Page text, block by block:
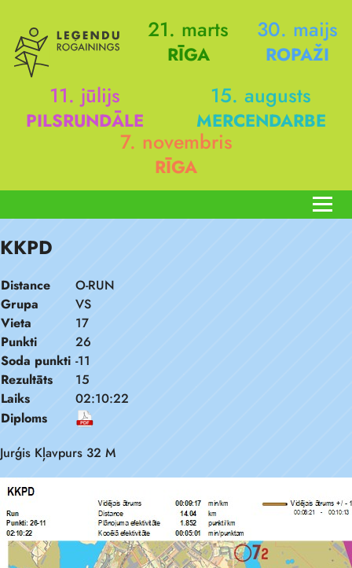
21. marts
RĪGA
30. maijs
ROPAŽI
11. jūlijs
PILSRUNDĀLE
15. augusts
MERCENDARBE
7. novembris
RĪGA
KKPD
Distance
O-RUN
Grupa
VS
Vieta
17
Punkti
26
Soda punkti -11
Rezultāts
15
Laiks
02:10:22
Diploms
Jurģis Kļavpurs 32 M